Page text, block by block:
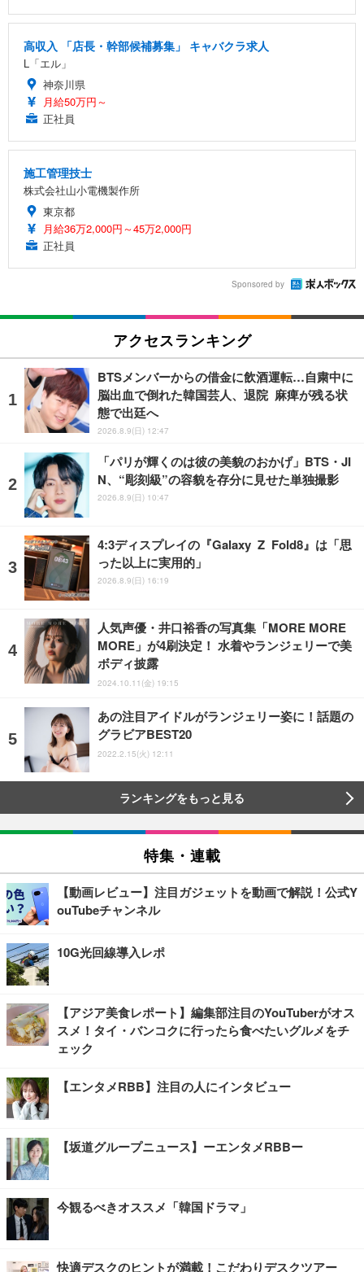
高収入 「店長・幹部候補募集」 キャバクラ求人
L「エル」
神奈川県
月給50万円～
正社員
施工管理技士
株式会社山小電機製作所
東京都
月給36万2,000円～45万2,000円
正社員
Sponsored by
アクセスランキング
BTSメンバーからの借金に飲酒運転…自粛中に
脳出血で倒れた韓国芸人、退院 麻痺が残る状
態で出廷へ
2026.8.9(日) 12:47
「パリが輝くのは彼の美貌のおかげ」BTS・JI
N、“彫刻級”の容貌を存分に見せた単独撮影
2026.8.9(日) 10:47
4:3ディスプレイの『Galaxy Z Fold8』は「思
った以上に実用的」
2026.8.9(日) 16:19
人気声優・井口裕香の写真集「MORE MORE
MORE」が4刷決定！ 水着やランジェリーで美
ボディ披露
2024.10.11(金) 19:15
あの注目アイドルがランジェリー姿に！話題の
グラビアBEST20
2022.2.15(火) 12:11
ランキングをもっと見る
特集・連載
【動画レビュー】注目ガジェットを動画で解説！公式Y
ouTubeチャンネル
10G光回線導入レポ
【アジア美食レポート】編集部注目のYouTuberがオス
スメ！タイ・バンコクに行ったら食べたいグルメをチ
ェック
【エンタメRBB】注目の人にインタビュー
【坂道グループニュース】ーエンタメRBBー
今観るべきオススメ「韓国ドラマ」
快適デスクのヒントが満載！こだわりデスクツアー